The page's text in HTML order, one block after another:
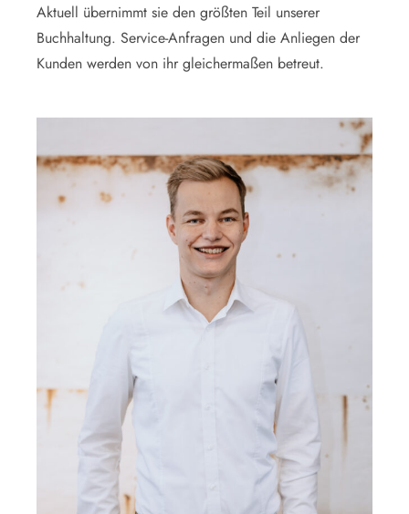
Aktuell übernimmt sie den größten Teil unserer
Buchhaltung. Service-Anfragen und die Anliegen der
Kunden werden von ihr gleichermaßen betreut.